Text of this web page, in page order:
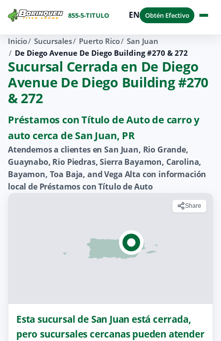
855-5-TITULO EN Obtén Efectivo
Inicio Sucursales Puerto Rico
San Juan
De Diego Avenue De Diego Building #270 & 272
Sucursal Cerrada en De Diego
Avenue De Diego Building #270
& 272
Préstamos con Título de Auto de carro y
auto cerca de San Juan, PR
Atendemos a clientes en San Juan, Rio Grande,
Guaynabo, Rio Piedras, Sierra Bayamon, Carolina,
Bayamon, Toa Baja, and Vega Alta con información
local de Préstamos con Título de Auto
Share
Esta sucursal de San Juan está cerrada,
pero sucursales cercanas pueden atender